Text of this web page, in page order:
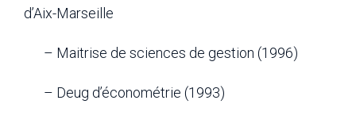
d’Aix-Marseille
– Maitrise de sciences de gestion (1996)
– Deug d’économétrie (1993)